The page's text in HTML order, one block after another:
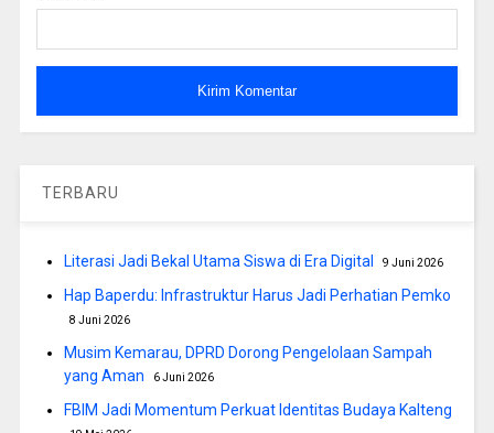
TERBARU
Literasi Jadi Bekal Utama Siswa di Era Digital 9 Juni 2026
Hap Baperdu: Infrastruktur Harus Jadi Perhatian Pemko
8 Juni 2026
Musim Kemarau, DPRD Dorong Pengelolaan Sampah
yang Aman
6 Juni 2026
FBIM Jadi Momentum Perkuat Identitas Budaya Kalteng